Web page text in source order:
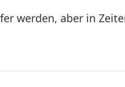
werden, aber in